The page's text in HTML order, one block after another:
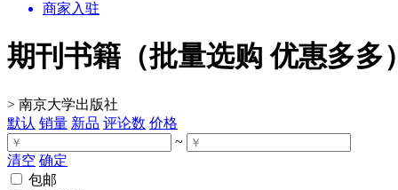
商家入驻
期刊书籍（批量选购 优惠多多
> 南京大学出版社
默认 销量 新品 评论数 价格
~
清空 确定
包邮